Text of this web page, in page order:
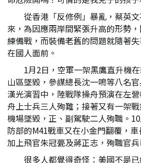
從香港「反修例」暴亂，蔡英
來，為因應兩岸間緊張升高的形勢
練備戰，而裝備老舊的問題就隨著
在國人面前。
1月2日，空軍一架黑鷹直升機
山區墜毀，參謀總長沈一鳴等八名
漢光演習中，陸戰隊操舟預演在左營
舟上士兵三人殉難；接著又有一架
機場墜毀，正、副駕駛二人殉職。
防部的M41戰車又在小金門翻覆，
加上飛官朱冠甍及蔣正志，殉職官兵
很多人都覺得奇怪：美國不是